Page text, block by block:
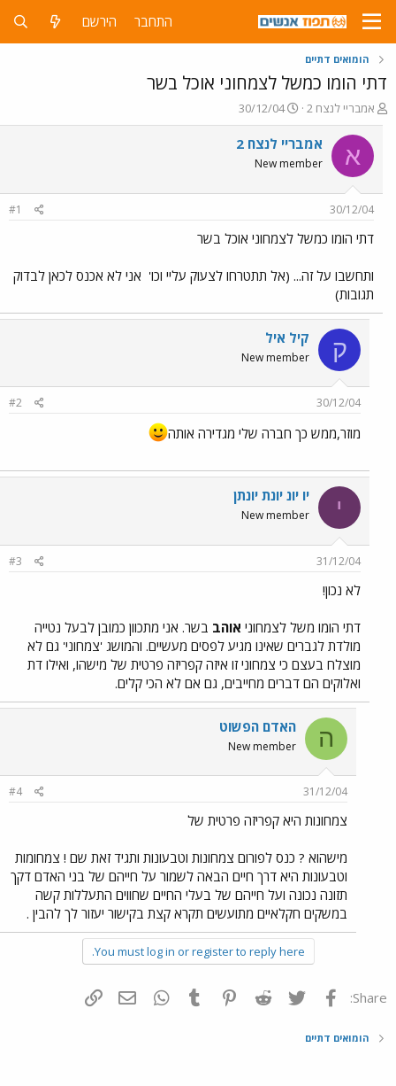
התחבר הירשם
הומואים דתיים
דתי הומו כמשל לצמחוני אוכל בשר
פ
ו
ת
ח
ה
ש
א
אמבריי לנצח 2
פ
ו
ר
ם
ר
30/12/04
א אמבריי לנצח 2
New member
30/12/04
#1
דתי הומו כמשל לצמחוני אוכל בשר
ותחשבו על זה... (אל תתטרחו לצעוק עליי וכו' אני לא אכנס לכאן לבדוק
תגובות)
ק קיל איל
New member
30/12/04
#2
מוזר,ממש כך חברה שלי מגדירה אותה
י יו יונ יונת יונתן
New member
31/12/04
#3
לא נכון!
דתי הומו משל לצמחוני אוהב בשר. אני מתכוון כמובן לבעל נטייה
מולדת לגברים שאינו מגיע לפסים מעשיים. והמושג 'צמחוני' גם לא
מוצלח בעצם כי צמחוני זו איזה קפריזה פרטית של מישהו, ואילו דת
ואלוקים הם דברים מחייבים, גם אם לא הכי קלים.
ה האדם הפשוט
New member
31/12/04
#4
צמחונות היא קפריזה פרטית של
מישהוא ? כנס לפורום צמחונות וטבעונות ותגיד זאת שם ! צמחומות
וטבעונות היא דרך חיים הבאה לשמור על חייהם של בני האדם דקך
תזונה נכונה ועל חייהם של בעלי החיים שחווים התעללות קשה
במשקים חקלאיים מתועשים תקרא קצת בקישור יעזור לך להבין .
You must log in or register to reply here.
Share: פייסבוק Twitter
Reddit
Pinterest
Tumblr
WhatsAppדואר אלקטרוני
הומואים דתיים